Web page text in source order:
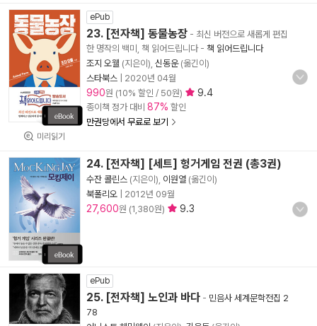
미리읽기
ePub
23. [전자책] 동물농장 - 최신 버전으로 새롭게 편집
한 명작의 백미, 책 읽어드립니다- 책 읽어드립니다
조지 오웰 (지은이), 신동운(옮긴이)
스타북스
2020년 04월
990원 (10% 할인 / 50원) 9.4
종이책 정가 대비 87% 할인
만권당에서 무료로 보기
24. [전자책] [세트] 헝거게임 전권 (총3권)
수잔 콜린스 (지은이), 이원열 (옮긴이)
북폴리오
2012년 09월
27,600원 (1,380원) 9.3
ePub
25. [전자책] 노인과 바다 - 민음사 세계문학전집 2
78